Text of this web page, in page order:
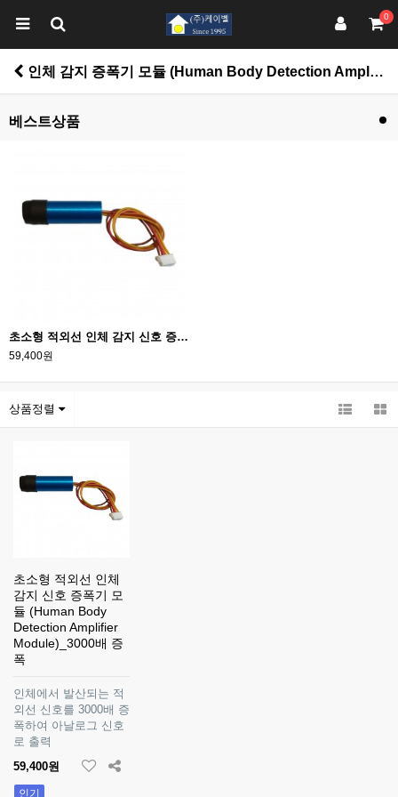
0
인체 감지 증폭기 모듈 (Human Body Detection Amplifier Module
베스트상품
초소형 적외선 인체 감지 신호 증폭기 모듈 (Human Body Detection Amplifier Module)_3000배 증폭
59,400원
상품정렬
초소형 적외선 인체
감지 신호 증폭기 모
듈 (Human Body
Detection Amplifier
Module)_3000배 증
폭
인체에서 발산되는 적
외선 신호를 3000배 증
폭하여 아날로그 신호
로 출력
59,400원
인기